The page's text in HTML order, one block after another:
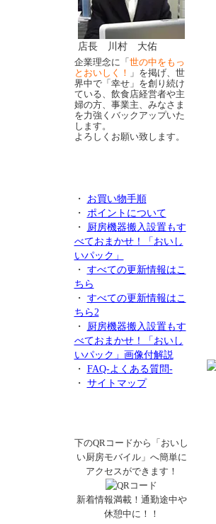
店長 川村 大佑
企業理念に「 世の中をもっ
とおいしく！ 」を掲げ、世
界中で「幸せ」を創り続け
ている、飲食店経営者や主
婦の方、事業主、みなさま
を力強くバックアップいた
します。
よろしくお願い致します。
・ お買い物手順
・ ポイントについて
・
厨房機器搬入設置もす
べておまかせ！「おいし
いパック」
・ すべての更新情報はこ
ちら
・ すべての更新情報はこ
ちら2
・
厨房機器搬入設置もす
べておまかせ！「おいし
いパック」画像付解説
・ FAQ-よくある質問-
・ サイトマップ
下のQRコードから「おいし
い厨房モバイル」へ簡単に
アクセスができます！
新着情報満載！通勤途中や
休憩中に！！